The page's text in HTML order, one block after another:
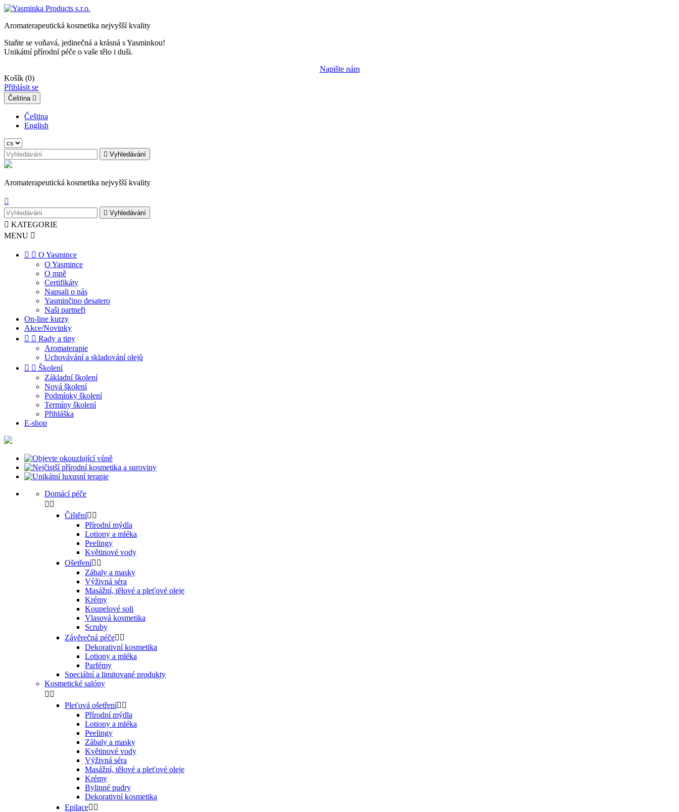
Aromaterapeutická kosmetika nejvyšší kvality
Staňte se voňavá, jedinečná a krásná s Yasminkou!
Unikátní přírodní péče o vaše tělo i duši.
Napište nám
Košík (0)
Přihlásit se
Čeština 
Čeština
English
 Vyhledávání
Aromaterapeutická kosmetika nejvyšší kvality

 Vyhledávání
 KATEGORIE
MENU 
  O Yasmince
O Yasmince
O mně
Certifikáty
Napsali o nás
Yasminčino desatero
Naši partneři
On-line kurzy
Akce/Novinky
  Rady a tipy
Aromaterapie
Uchovávání a skladování olejů
  Školení
Základní školení
Nová školení
Podmínky školení
Termíny školení
Přihláška
E-shop
Domácí péče
 
Čištění 
Přírodní mýdla
Lotiony a mléka
Peelingy
Květinové vody
Ošetření 
Zábaly a masky
Výživná séra
Masážní, tělové a pleťové oleje
Krémy
Koupelové soli
Vlasová kosmetika
Scruby
Závěrečná péče 
Dekorativní kosmetika
Lotiony a mléka
Parfémy
Speciální a limitované produkty
Kosmetické salóny
 
Pleťová ošetření 
Přírodní mýdla
Lotiony a mléka
Peelingy
Zábaly a masky
Květinové vody
Výživná séra
Masážní, tělové a pleťové oleje
Krémy
Bylinné pudry
Dekorativní kosmetika
Epilace 